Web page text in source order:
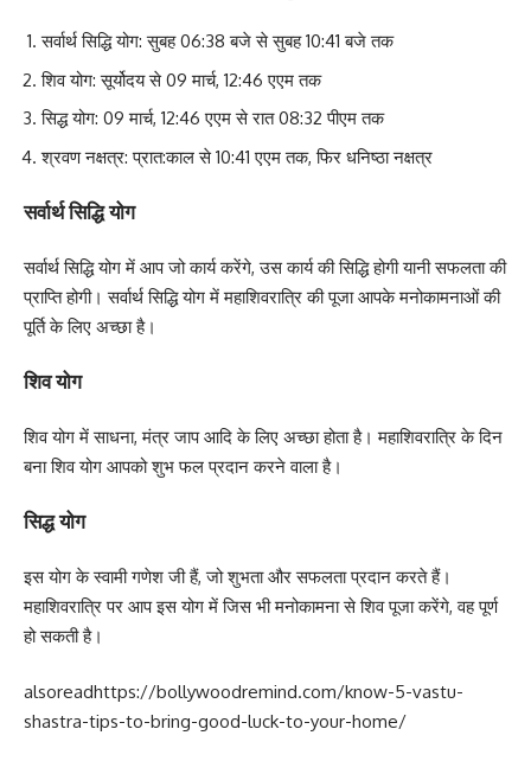
सर्वार्थ सिद्धि योग: सुबह 06:38 बजे से सुबह 10:41 बजे तक
शिव योग: सूर्योदय से 09 मार्च, 12:46 एएम तक
सिद्ध योग: 09 मार्च, 12:46 एएम से रात 08:32 पीएम तक
श्रवण नक्षत्र: प्रात:काल से 10:41 एएम तक, फिर धनिष्ठा नक्षत्र
सर्वार्थ सिद्धि योग
सर्वार्थ सिद्धि योग में आप जो कार्य करेंगे, उस कार्य की सिद्धि होगी यानी सफलता की
प्राप्ति होगी। सर्वार्थ सिद्धि योग में महाशिवरात्रि की पूजा आपके मनोकामनाओं की
पूर्ति के लिए अच्छा है।
शिव योग
शिव योग में साधना, मंत्र जाप आदि के लिए अच्छा होता है। महाशिवरात्रि के दिन
बना शिव योग आपको शुभ फल प्रदान करने वाला है।
सिद्ध योग
इस योग के स्वामी गणेश जी हैं, जो शुभता और सफलता प्रदान करते हैं।
महाशिवरात्रि पर आप इस योग में जिस भी मनोकामना से शिव पूजा करेंगे, वह पूर्ण
हो सकती है।
alsoreadhttps://bollywoodremind.com/know-5-vastu-
shastra-tips-to-bring-good-luck-to-your-home/